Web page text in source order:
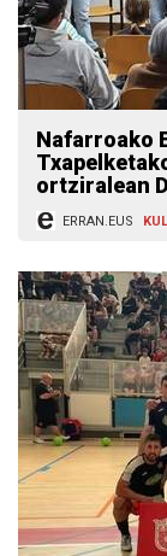
Nafarroako
ortziralean
ERRAN.EUS